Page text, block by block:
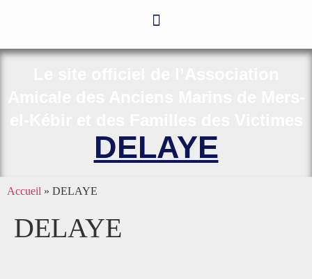
DELAYE
Accueil » DELAYE
DELAYE